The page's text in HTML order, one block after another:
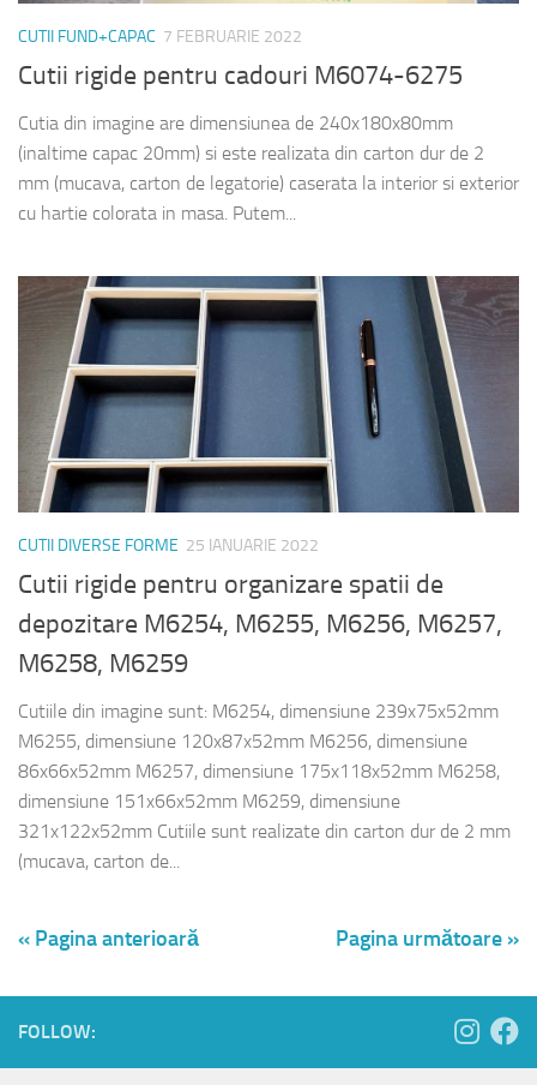
CUTII FUND+CAPAC 7 FEBRUARIE 2022
Cutii rigide pentru cadouri M6074-6275
Cutia din imagine are dimensiunea de 240x180x80mm
(inaltime capac 20mm) si este realizata din carton dur de 2
mm (mucava, carton de legatorie) caserata la interior si exterior
cu hartie colorata in masa. Putem...
CUTII DIVERSE FORME 25 IANUARIE 2022
Cutii rigide pentru organizare spatii de
depozitare M6254, M6255, M6256, M6257,
M6258, M6259
Cutiile din imagine sunt: M6254, dimensiune 239x75x52mm
M6255, dimensiune 120x87x52mm M6256, dimensiune
86x66x52mm M6257, dimensiune 175x118x52mm M6258,
dimensiune 151x66x52mm M6259, dimensiune
321x122x52mm Cutiile sunt realizate din carton dur de 2 mm
(mucava, carton de...
« Pagina anterioară Pagina următoare »
FOLLOW: